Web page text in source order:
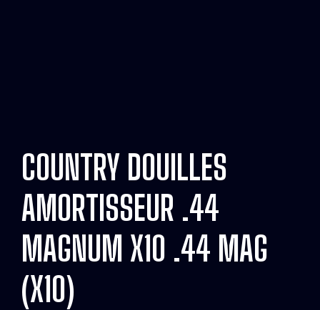
COUNTRY DOUILLES
AMORTISSEUR .44
MAGNUM X10 .44 MAG
(X10)